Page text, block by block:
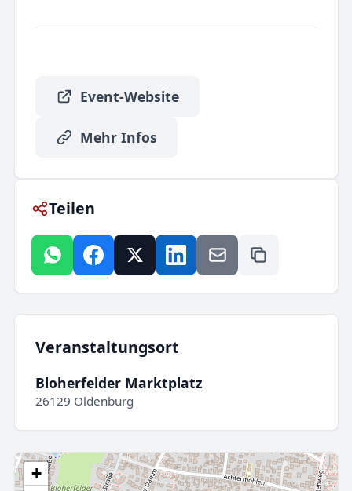
Event-Website
Mehr Infos
Teilen
Veranstaltungsort
Bloherfelder Marktplatz
26129 Oldenburg
+